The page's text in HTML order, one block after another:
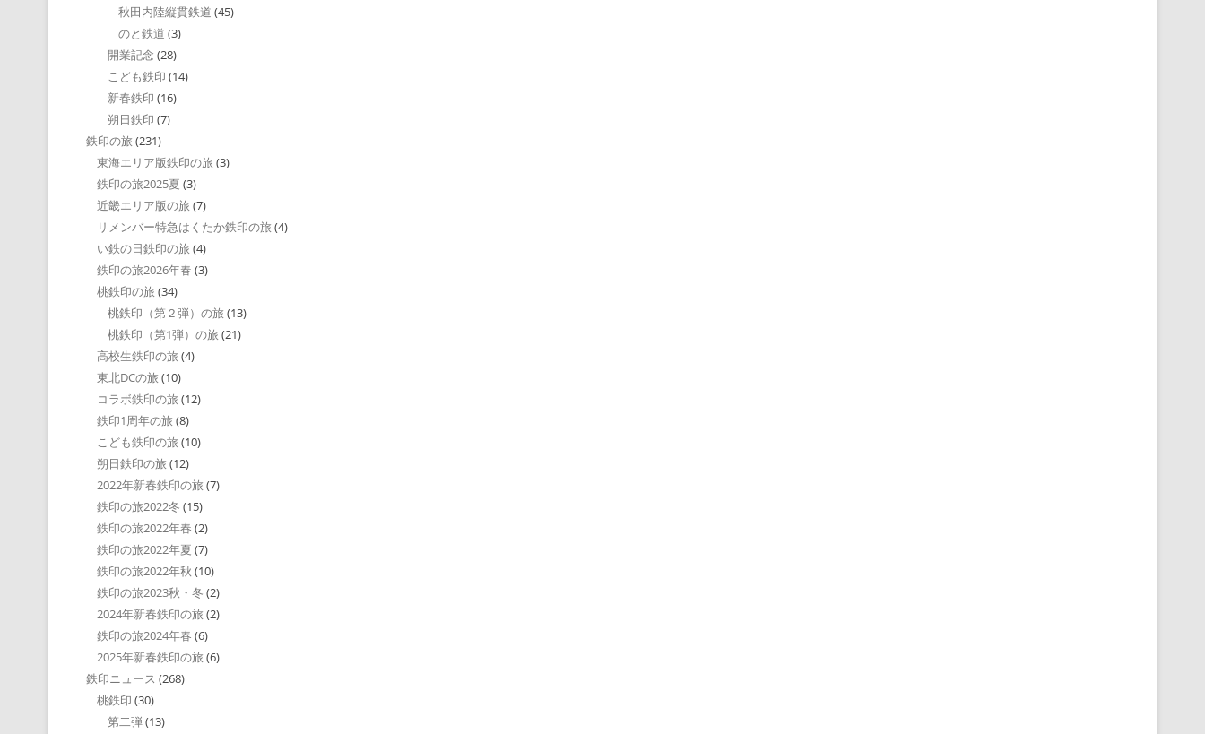
秋田内陸縦貫鉄道 (45)
のと鉄道 (3)
開業記念 (28)
こども鉄印 (14)
新春鉄印 (16)
朔日鉄印 (7)
鉄印の旅 (231)
東海エリア版鉄印の旅 (3)
鉄印の旅2025夏 (3)
近畿エリア版の旅 (7)
リメンバー特急はくたか鉄印の旅 (4)
い鉄の日鉄印の旅 (4)
鉄印の旅2026年春 (3)
桃鉄印の旅 (34)
桃鉄印（第２弾）の旅 (13)
桃鉄印（第1弾）の旅 (21)
高校生鉄印の旅 (4)
東北DCの旅 (10)
コラボ鉄印の旅 (12)
鉄印1周年の旅 (8)
こども鉄印の旅 (10)
朔日鉄印の旅 (12)
2022年新春鉄印の旅 (7)
鉄印の旅2022冬 (15)
鉄印の旅2022年春 (2)
鉄印の旅2022年夏 (7)
鉄印の旅2022年秋 (10)
鉄印の旅2023秋・冬 (2)
2024年新春鉄印の旅 (2)
鉄印の旅2024年春 (6)
2025年新春鉄印の旅 (6)
鉄印ニュース (268)
桃鉄印 (30)
第二弾(13)